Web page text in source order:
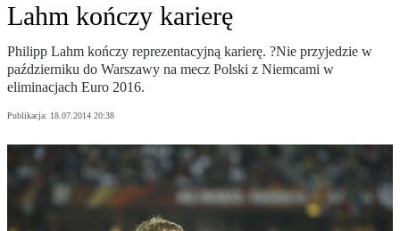
Lahm kończy karierę
Philipp Lahm kończy reprezentacyjną karierę. ?Nie przyjedzie w
październiku do Warszawy na mecz Polski z Niemcami w
eliminacjach Euro 2016.
Publikacja: 18.07.2014 20:38